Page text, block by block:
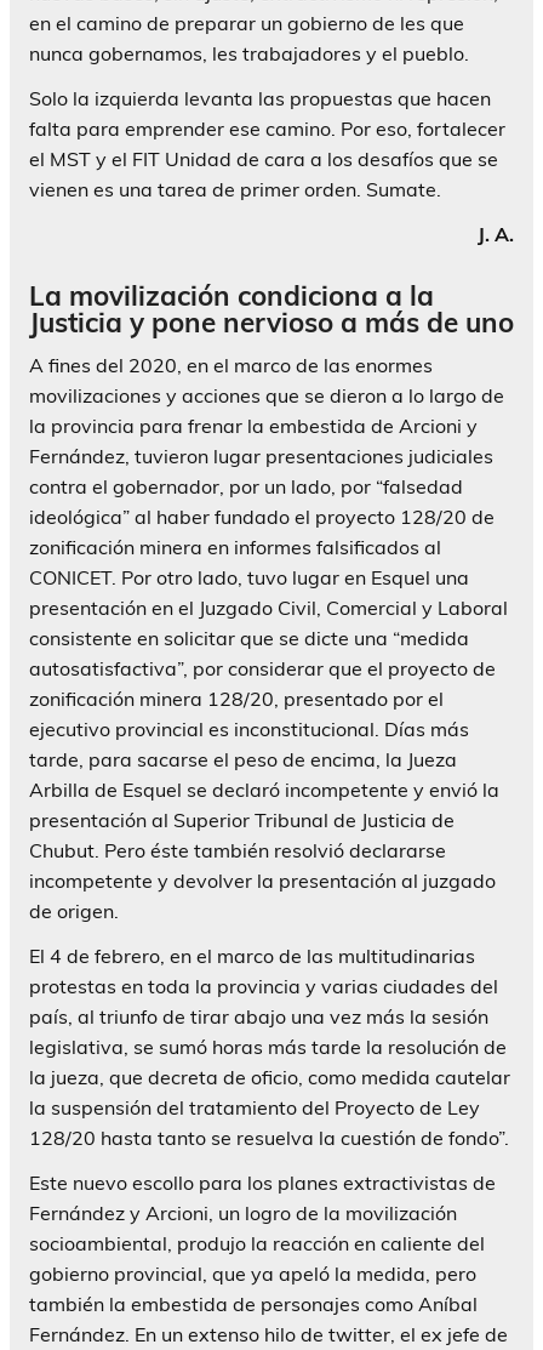
en el camino de preparar un gobierno de les que
nunca gobernamos, les trabajadores y el pueblo.
Solo la izquierda levanta las propuestas que hacen
falta para emprender ese camino. Por eso, fortalecer
el MST y el FIT Unidad de cara a los desafíos que se
vienen es una tarea de primer orden. Sumate.
J. A.
La movilización condiciona a la
Justicia y pone nervioso a más de uno
A fines del 2020, en el marco de las enormes
movilizaciones y acciones que se dieron a lo largo de
la provincia para frenar la embestida de Arcioni y
Fernández, tuvieron lugar presentaciones judiciales
contra el gobernador, por un lado, por “falsedad
ideológica” al haber fundado el proyecto 128/20 de
zonificación minera en informes falsificados al
CONICET. Por otro lado, tuvo lugar en Esquel una
presentación en el Juzgado Civil, Comercial y Laboral
consistente en solicitar que se dicte una “medida
autosatisfactiva”, por considerar que el proyecto de
zonificación minera 128/20, presentado por el
ejecutivo provincial es inconstitucional. Días más
tarde, para sacarse el peso de encima, la Jueza
Arbilla de Esquel se declaró incompetente y envió la
presentación al Superior Tribunal de Justicia de
Chubut. Pero éste también resolvió declararse
incompetente y devolver la presentación al juzgado
de origen.
El 4 de febrero, en el marco de las multitudinarias
protestas en toda la provincia y varias ciudades del
país, al triunfo de tirar abajo una vez más la sesión
legislativa, se sumó horas más tarde la resolución de
la jueza, que decreta de oficio, como medida cautelar
la suspensión del tratamiento del Proyecto de Ley
128/20 hasta tanto se resuelva la cuestión de fondo”.
Este nuevo escollo para los planes extractivistas de
Fernández y Arcioni, un logro de la movilización
socioambiental, produjo la reacción en caliente del
gobierno provincial, que ya apeló la medida, pero
también la embestida de personajes como Aníbal
Fernández. En un extenso hilo de twitter, el ex jefe de